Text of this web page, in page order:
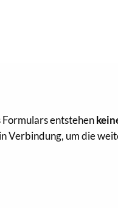
entstehen
Verbindung, um die